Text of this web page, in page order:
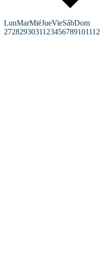
LunMarMiéJueVieSábDom
27282930311 23456789101112